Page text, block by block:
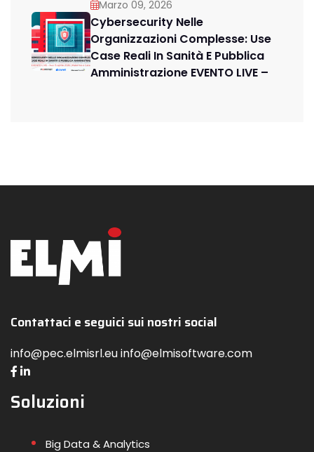
Marzo 09, 2026
Cybersecurity Nelle
Organizzazioni Complesse: Use
Case Reali In Sanità E Pubblica
Amministrazione EVENTO LIVE –
Contattaci e seguici sui nostri social
info@pec.elmisrl.eu info@elmisoftware.com
Soluzioni
Big Data & Analytics